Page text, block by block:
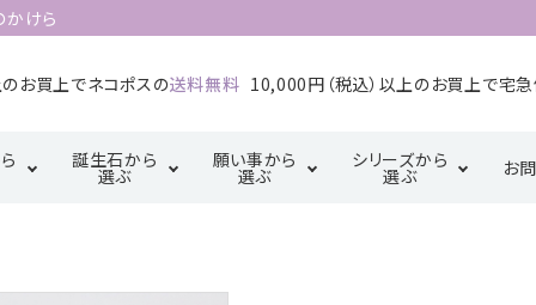
けら
お買上でネコポスの送料無料 10,000円（税込）以上のお買上で宅
誕生石から
選ぶ
願い事から
選ぶ
シリーズから
選ぶ お